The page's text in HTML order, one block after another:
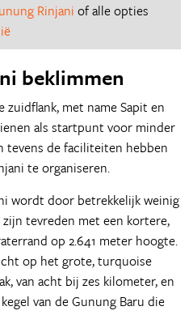
Rinjani of alle opties
beklimmen
met name Sapit en
als startpunt voor minder
tevens de faciliteiten hebben
te organiseren.
wordt door betrekkelijk weinig
tevreden met een kortere,
op 2.641 meter hoogte.
op het grote, turquoise
van acht bij zes kilometer, en
van de Gunung Baru die